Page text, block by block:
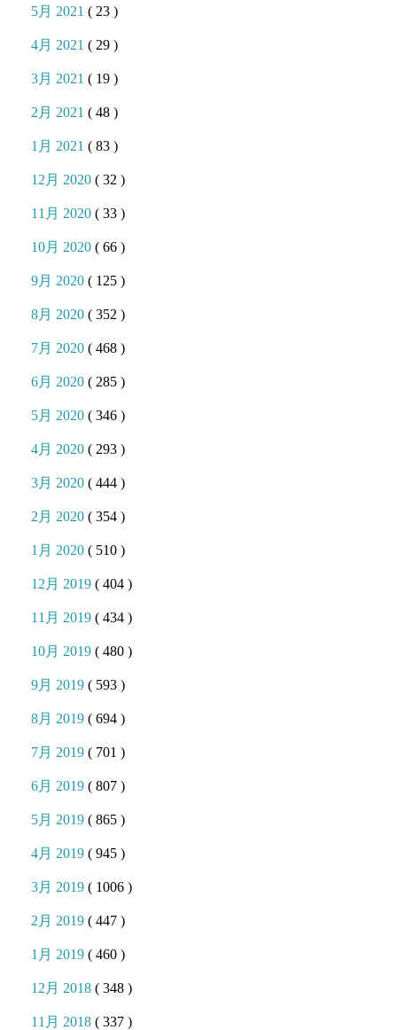
5月 2021( 23 )
4月 2021( 29 )
3月 2021( 19 )
2月 2021( 48 )
1月 2021( 83 )
12月 2020( 32 )
11月 2020( 33 )
10月 2020( 66 )
9月 2020( 125 )
8月 2020( 352 )
7月 2020( 468 )
6月 2020( 285 )
5月 2020( 346 )
4月 2020( 293 )
3月 2020( 444 )
2月 2020( 354 )
1月 2020( 510 )
12月 2019( 404 )
11月 2019( 434 )
10月 2019( 480 )
9月 2019( 593 )
8月 2019( 694 )
7月 2019( 701 )
6月 2019( 807 )
5月 2019( 865 )
4月 2019( 945 )
3月 2019( 1006 )
2月 2019( 447 )
1月 2019( 460 )
12月 2018( 348 )
11月 2018( 337 )